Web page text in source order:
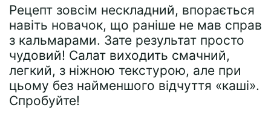
Рецепт зовсім нескладний, впорається
навіть новачок, що раніше не мав справ
з кальмарами. Зате результат просто
чудовий! Салат виходить смачний,
легкий, з ніжною текстурою, але при
цьому без найменшого відчуття «каші».
Спробуйте!